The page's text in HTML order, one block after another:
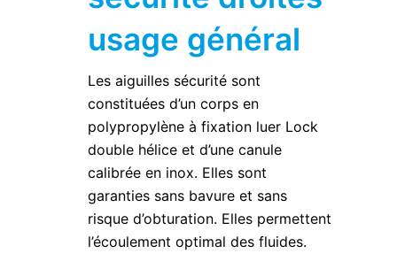
usage général
Les aiguilles sécurité sont
constituées d’un corps en
polypropylène à fixation luer Lock
double hélice et d’une canule
calibrée en inox. Elles sont
garanties sans bavure et sans
risque d’obturation. Elles permettent
l’écoulement optimal des fluides.